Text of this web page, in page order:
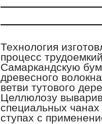
Технология
процесс
Самаркандскую
древесного
ветви тутового
Целлюлозу
специальных
ступах с